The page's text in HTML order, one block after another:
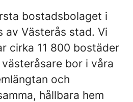
bostadsbolaget i
av Västerås stad. Vi
cirka 11 800 bostäder
bor i våra
och
hållbara hem